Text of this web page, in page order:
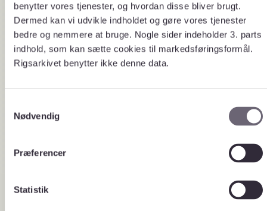
benytter vores tjenester, og hvordan disse bliver brugt.
Dermed kan vi udvikle indholdet og gøre vores tjenester
bedre og nemmere at bruge. Nogle sider indeholder 3. parts
indhold, som kan sætte cookies til markedsføringsformål.
Rigsarkivet benytter ikke denne data.
Nødvendig
Præferencer
Statistik
Danmarks
hukommelse –
Rigsarkivets strategi
indsatsområder gældende fra
2025 og frem.
Bevaring af
skabte data